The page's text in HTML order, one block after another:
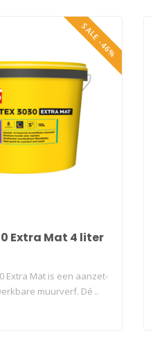
SALE -46%
Extra Mat 4 liter
Extra Mat is een aanzet-
muurverf. Dé ..